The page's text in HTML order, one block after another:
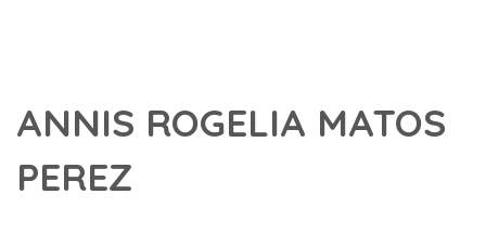
ANNIS ROGELIA MATOS
PEREZ